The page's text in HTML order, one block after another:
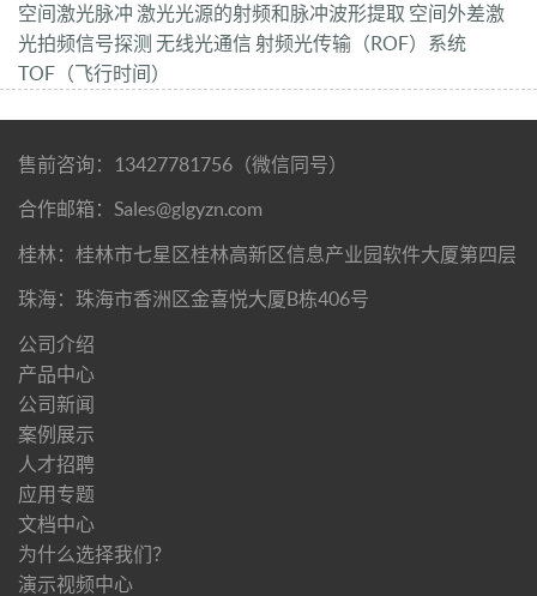
空间激光脉冲 激光光源的射频和脉冲波形提取 空间外差激
光拍频信号探测 无线光通信 射频光传输（ROF）系统
TOF（飞行时间）
售前咨询：13427781756（微信同号）
合作邮箱：Sales@glgyzn.com
桂林：桂林市七星区桂林高新区信息产业园软件大厦第四层
珠海：珠海市香洲区金喜悦大厦B栋406号
公司介绍
产品中心
公司新闻
案例展示
人才招聘
应用专题
文档中心
为什么选择我们？
演示视频中心